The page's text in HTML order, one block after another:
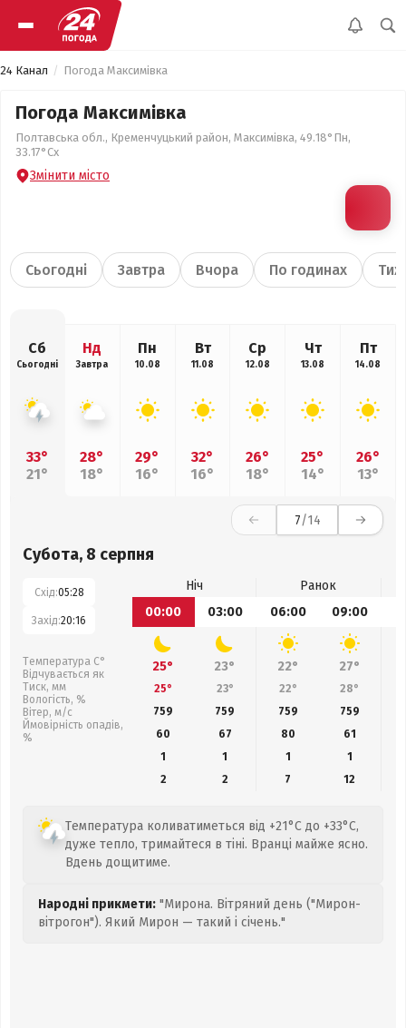
24 Канал Погода Максимівка
Погода Максимівка
Полтавська обл., Кременчуцький район, Максимівка, 49.18°Пн,
33.17°Сх
Змінити місто
Сьогодні Завтра Вчора По годинах
Сб
Сьогодні
33°
21°
Нд
Завтра
28°
18°
Пн
10.08
29°
16°
Вт
11.08
32°
16°
Ср
12.08
26°
18°
Чт
13.08
25°
14°
Пт
14.08
26°
13°
7/14
Субота, 8 серпня
Схід:05:28
Захід:20:16
Температура С°
Відчувається як
Тиск, мм
Вологість, %
Вітер, м/с
Ймовірність опадів,
%
Ніч
Ранок
00:00
03:00 06:00 09:00
25° 23° 22° 27°
25° 23° 22° 28°
759
759 759 759
60
67 80 61
1
1 1
1
2
2 7 12
Температура коливатиметься від +21°C до +33°C,
дуже тепло, тримайтеся в тіні. Вранці майже ясно.
Вдень дощитиме.
Народні прикмети: "Мирона. Вітряний день ("Мирон-
вітрогон"). Який Мирон — такий і січень."